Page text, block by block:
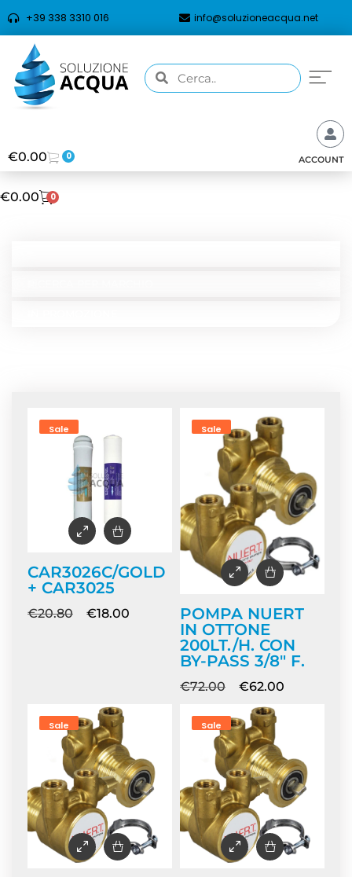
+39 338 3310 016 info@soluzioneacqua.net
€0.00 0 ACCOUNT
€0.00 0
Sale
CAR3026C/GOLD
+ CAR3025
€20.80 €18.00
Sale
POMPA NUERT
IN OTTONE
200LT./H. CON
BY-PASS 3/8″ F.
€72.00 €62.00
Sale Sale